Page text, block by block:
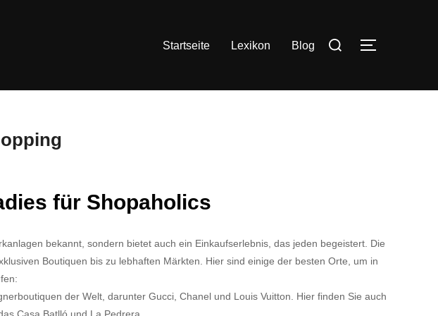
Startseite Lexikon Blog
Suchen
für Shopaholics
bekannt, sondern bietet auch ein Einkaufserlebnis, das jeden begeistert. Die
Boutiquen bis zu lebhaften Märkten. Hier sind einige der besten Orte, um in
der Welt, darunter Gucci, Chanel und Louis Vuitton. Hier finden Sie auch